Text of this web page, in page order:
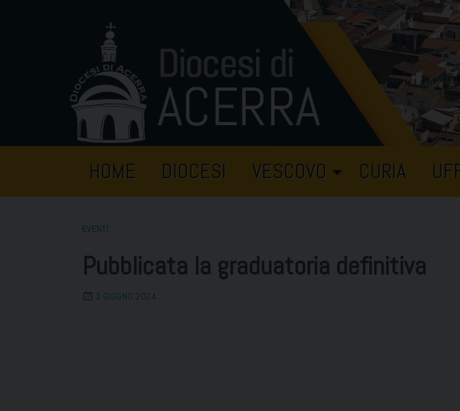
HOME DIOCESI VESCOVO CURIA
EVENTI
Pubblicata la graduatoria definitiva
3 GIUGNO 2024